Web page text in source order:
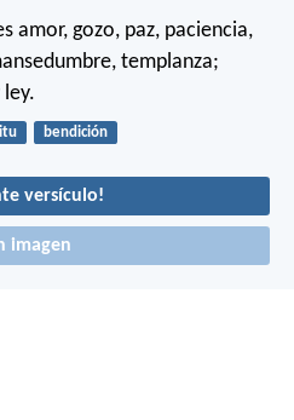
amor, gozo, paz, paciencia,
templanza;
bendición
versículo!
imagen